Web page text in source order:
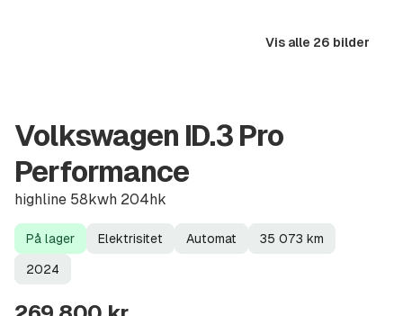
Vis alle 26 bilder
Volkswagen ID.3 Pro
Performance
highline 58kwh 204hk
Lagerstatus
På lager
Drivstoff
Elektrisitet
Girkasse
Automat
Kilometerstand
35 073 km
Modellår
2024